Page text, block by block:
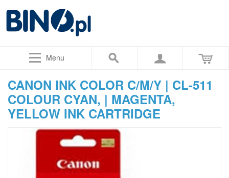
Menu
CANON INK COLOR C/M/Y | CL-511
COLOUR CYAN, | MAGENTA,
YELLOW INK CARTRIDGE